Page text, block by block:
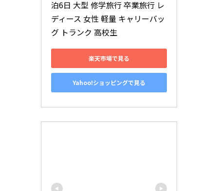
泊6日 大型 修学旅行 卒業旅行 レ
ディース 女性 軽量 キャリーバッ
グ トランク 高校生
楽天市場で見る
Yahoo!ショッピングで見る